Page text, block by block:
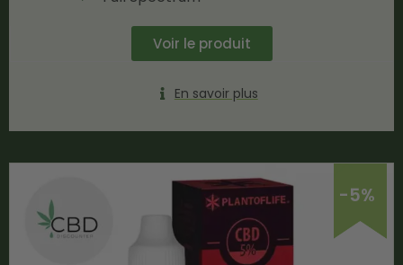
Voir le produit
En savoir plus
-5%